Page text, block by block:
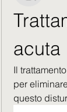
acuta
Il
per
questo